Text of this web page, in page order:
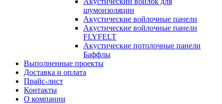
шумоизоляции
Акустические войлочные панели
Акустические войлочные панели
FLYFELT
Акустические потолочные панели
Баффлы
Выполненные проекты
Доставка и оплата
Прайс-лист
Контакты
О компании